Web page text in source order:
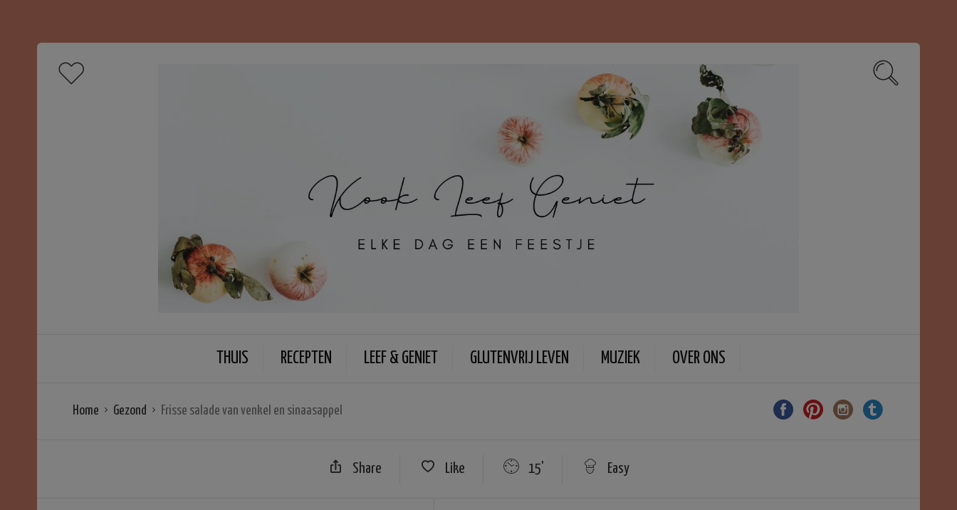
THUIS RECEPTEN LEEF & GENIET GLUTENVRIJ LEVEN MUZIEK OVER ONS
Home Gezond Frisse salade van venkel en sinaasappel
Share Like 15' Easy